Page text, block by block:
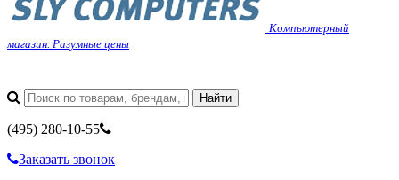
Компьютерный
магазин. Разумные цены
(495) 280-10-55
Заказать звонок